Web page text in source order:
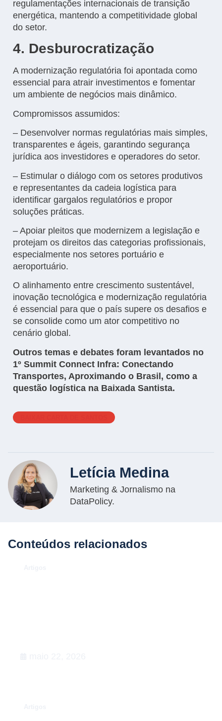
regulamentações internacionais de transição
energética, mantendo a competitividade global
do setor.
4. Desburocratização
A modernização regulatória foi apontada como
essencial para atrair investimentos e fomentar
um ambiente de negócios mais dinâmico.
Compromissos assumidos:
– Desenvolver normas regulatórias mais simples,
transparentes e ágeis, garantindo segurança
jurídica aos investidores e operadores do setor.
– Estimular o diálogo com os setores produtivos
e representantes da cadeia logística para
identificar gargalos regulatórios e propor
soluções práticas.
– Apoiar pleitos que modernizem a legislação e
protejam os direitos das categorias profissionais,
especialmente nos setores portuário e
aeroportuário.
O alinhamento entre crescimento sustentável,
inovação tecnológica e modernização regulatória
é essencial para que o país supere os desafios e
se consolide como um ator competitivo no
cenário global.
Outros temas e debates foram levantados no
1º Summit Connect Infra: Conectando
Transportes, Aproximando o Brasil, como a
questão logística na Baixada Santista.
Letícia Medina
Marketing & Jornalismo na
DataPolicy.
Conteúdos relacionados